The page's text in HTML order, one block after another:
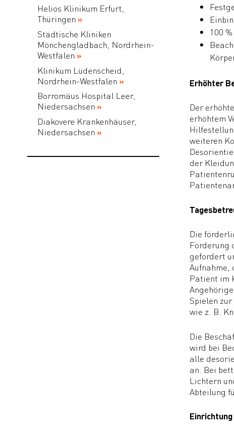
100
Erhöhter
Der
erhöhtem
weiteren
der
Die
Förderung
gefordert
Aufnahme,
Patient im
Spielen
wie z. B.
Die
wird bei
alle
an. Bei
Lichtern
Abteilung
Helios Klinikum Erfurt,
Thüringen
Städtische Kliniken
Mönchengladbach, Nordrhein-
Westfalen
Klinikum Lüdenscheid,
Nordrhein-Westfalen
Borromäus Hospital Leer,
Niedersachsen
Diakovere Krankenhäuser,
Niedersachsen